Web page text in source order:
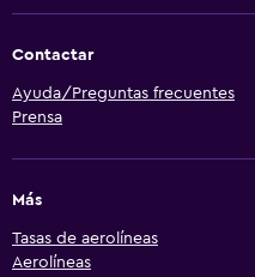
Contactar
Ayuda/Preguntas frecuentes
Prensa
Más
Tasas de aerolíneas
Aerolíneas